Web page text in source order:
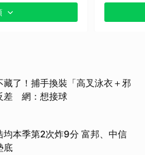
藏了！捕手換裝「高叉泳衣＋邪
差 網：想接球
均本季第2次炸9分 富邦、中信
底